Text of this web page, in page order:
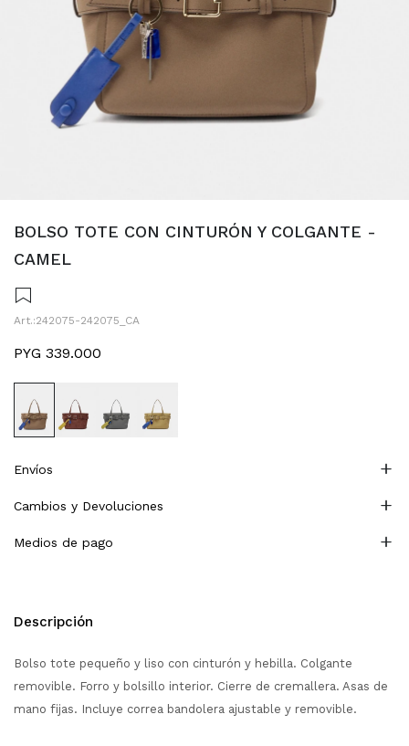
BOLSO TOTE CON CINTURÓN Y COLGANTE -
CAMEL
242075-242075_CA
PYG 339.000
Envíos
Cambios y Devoluciones
Medios de pago
Descripción
Bolso tote pequeño y liso con cinturón y hebilla. Colgante
removible. Forro y bolsillo interior. Cierre de cremallera. Asas de
mano fijas. Incluye correa bandolera ajustable y removible.